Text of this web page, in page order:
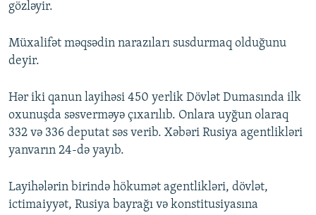
gözləyir.
Müxalifət məqsədin narazıları susdurmaq olduğunu
deyir.
Hər iki qanun layihəsi 450 yerlik Dövlət Dumasında ilk
oxunuşda səsverməyə çıxarılıb. Onlara uyğun olaraq
332 və 336 deputat səs verib. Xəbəri Rusiya agentlikləri
yanvarın 24-də yayıb.
Layihələrin birində hökumət agentlikləri, dövlət,
ictimaiyyət, Rusiya bayrağı və konstitusiyasına